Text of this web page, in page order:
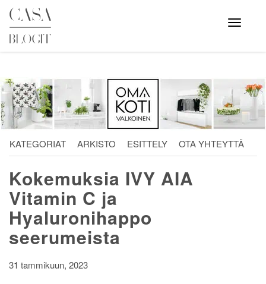
Skip
content
Avaa
valikko
KATEGORIAT ARKISTO ESITTELY OTA YHTEYTTÄ
Kokemuksia IVY AIA
Vitamin C ja
Hyaluronihappo
seerumeista
31 tammikuun, 2023